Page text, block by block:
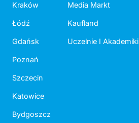
Kraków
Łódź
Gdańsk
Poznań
Szczecin
Katowice
Bydgoszcz
Media Markt
Kaufland
Uczelnie I Akademiki